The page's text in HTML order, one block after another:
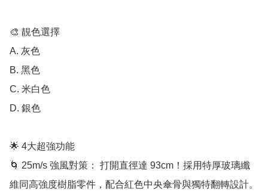
🎨 靚色選擇
A. 灰色
B. 黑色
C. 米白色
D. 銀色
🌟 4大超強功能
🌀 25m/s 強風對策： 打開直徑達 93cm！採用特厚玻璃纖
維同高強度樹脂零件，配合紅色中央傘骨與獨特翻轉設計。